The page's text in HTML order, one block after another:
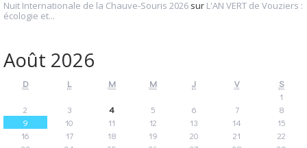
Nuit Internationale de la Chauve-Souris 2026 sur L'AN VERT de Vouziers :
écologie et...
Août 2026
D L M M J V
S
1
2
3 4 5 6 7
8
9
10 11 12 13 14
15
16
17 18 19 20 21
22